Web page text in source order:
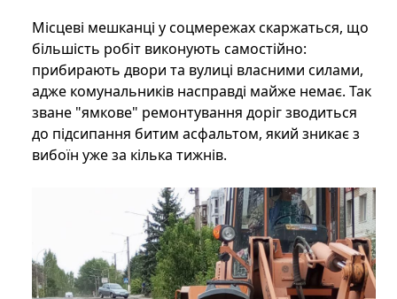
Місцеві мешканці у соцмережах скаржаться, що
більшість робіт виконують самостійно:
прибирають двори та вулиці власними силами,
адже комунальників насправді майже немає. Так
зване "ямкове" ремонтування доріг зводиться
до підсипання битим асфальтом, який зникає з
вибоїн уже за кілька тижнів.